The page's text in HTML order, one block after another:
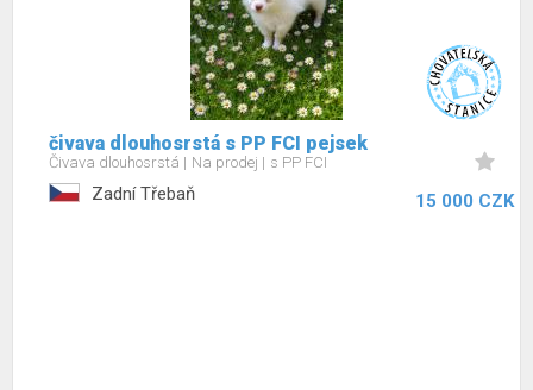
čivava dlouhosrstá s PP FCI pejsek
Čivava dlouhosrstá Na prodej s PP FCI
Zadní Třebaň 15 000 CZK